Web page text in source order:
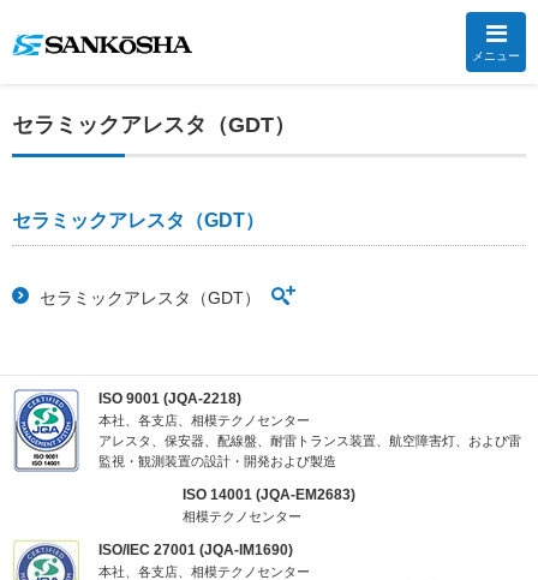
メニュー
セラミックアレスタ（GDT）
セラミックアレスタ（GDT）
セラミックアレスタ（GDT）
ISO 9001 (JQA-2218)
本社、各支店、相模テクノセンター
アレスタ、保安器、配線盤、耐雷トランス装置、航空障害灯、および雷
監視・観測装置の設計・開発および製造
ISO 14001 (JQA-EM2683)
相模テクノセンター
ISO/IEC 27001 (JQA-IM1690)
本社、各支店、相模テクノセンター